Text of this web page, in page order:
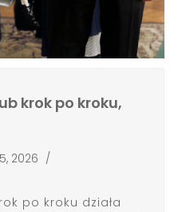
krok po kroku,
2026 /
po kroku działa